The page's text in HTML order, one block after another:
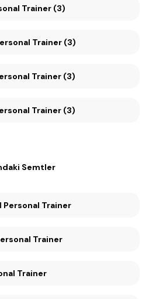
Trainer (3)
Personal Trainer (3)
Personal Trainer (3)
Trainer (3)
Semtler
Personal Trainer
Personal Trainer
Trainer